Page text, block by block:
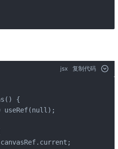
jsx 复制代码
{
useRef(null);